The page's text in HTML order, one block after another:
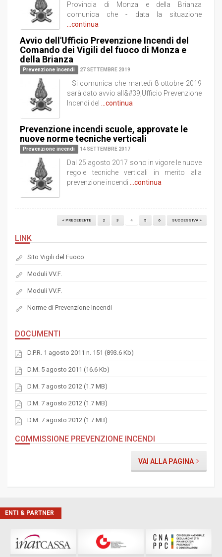
Provincia di Monza e della Brianza
comunica che - data la situazione
...continua
Avvio dell'Ufficio Prevenzione Incendi del
Comando dei Vigili del fuoco di Monza e
della Brianza
Prevenzione incendi 27 SETTEMBRE 2019
Si comunica che martedì 8 ottobre 2019
sarà dato avvio all&#39;Ufficio Prevenzione
Incendi del
...continua
Prevenzione incendi scuole, approvate le
nuove norme tecniche verticali
Prevenzione incendi 14 SETTEMBRE 2017
Dal 25 agosto 2017 sono in vigore le nuove
regole tecniche verticali in merito alla
prevenzione incendi
...continua
< PRECEDENTE 2 3 4 5 6 SUCCESSIVA >
LINK
Sito Vigili del Fuoco
Moduli VV.F.
Moduli VV.F.
Norme di Prevenzione Incendi
DOCUMENTI
D.P.R. 1 agosto 2011 n. 151 (893.6 Kb)
D.M. 5 agosto 2011 (16.6 Kb)
D.M. 7 agosto 2012 (1.7 MB)
D.M. 7 agosto 2012 (1.7 MB)
D.M. 7 agosto 2012 (1.7 MB)
COMMISSIONE PREVENZIONE INCENDI
VAI ALLA PAGINA
ENTI & PARTNER